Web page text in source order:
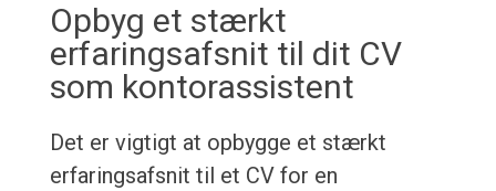
Opbyg et stærkt
erfaringsafsnit til dit CV
som kontorassistent
Det er vigtigt at opbygge et stærkt
erfaringsafsnit til et CV for en